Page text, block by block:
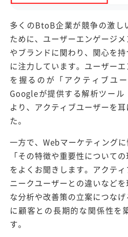
多くのBtoB企業が競争の激し
ために、ユーザーエンゲージ
やブランドに関わり、関心を持
に注力しています。ユーザー
を握るのが「アクティブユ
Googleが提供する解析ツール
より、アクティブユーザーを
た。
一方で、Webマーケティング
「その特徴や重要性について
をよくお聞きします。アクテ
ニークユーザーとの違いなど
な分析や改善策の立案につな
に顧客との長期的な関係性を
す。